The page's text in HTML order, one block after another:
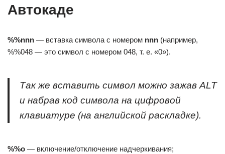
Автокаде
%%nnn — вставка символа с номером nnn (например,
%%048 — это символ с номером 048, т. е. «0»).
Так же вставить символ можно зажав ALT
и набрав код символа на цифровой
клавиатуре (на английской раскладке).
%%о — включение/отключение надчеркивания;